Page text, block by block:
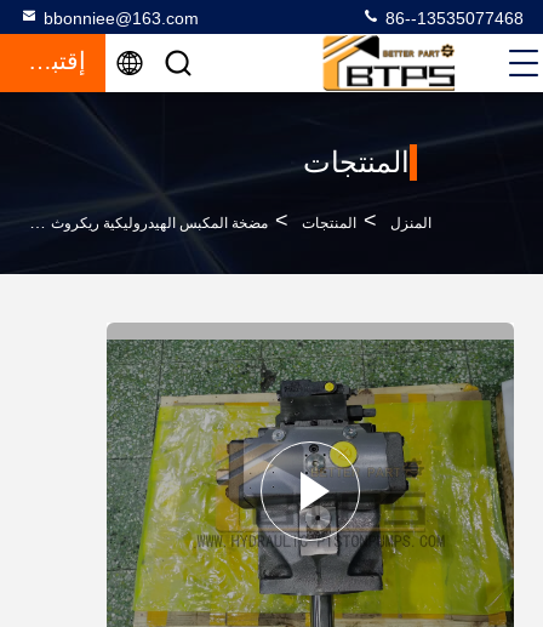
bbonniee@163.com 86--13535077468
إقتباس
المنتجات
المنزل > المنتجات > مضخة المكبس الهيدروليكية ريكروث >